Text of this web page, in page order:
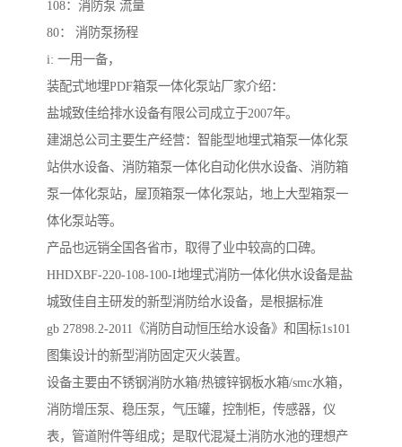
108：消防泵 流量
80： 消防泵扬程
i: 一用一备，
装配式地埋PDF箱泵一体化泵站厂家介绍：
盐城致佳给排水设备有限公司成立于2007年。
建湖总公司主要生产经营：智能型地埋式箱泵一体化泵
站供水设备、消防箱泵一体化自动化供水设备、消防箱
泵一体化泵站，屋顶箱泵一体化泵站，地上大型箱泵一
体化泵站等。
产品也远销全国各省市，取得了业中较高的口碑。
HHDXBF-220-108-100-I地埋式消防一体化供水设备是盐
城致佳自主研发的新型消防给水设备，是根据标准
gb 27898.2-2011《消防自动恒压给水设备》和国标1s101
图集设计的新型消防固定灭火装置。
设备主要由不锈钢消防水箱/热镀锌钢板水箱/smc水箱，
消防增压泵、稳压泵，气压罐，控制柜，传感器，仪
表，管道附件等组成；是取代混凝土消防水池的理想产